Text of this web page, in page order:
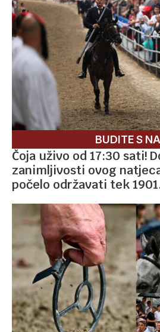
BUDITE S
Čoja uživo od 17:30 sati!
zanimljivosti ovog
počelo održavati tek